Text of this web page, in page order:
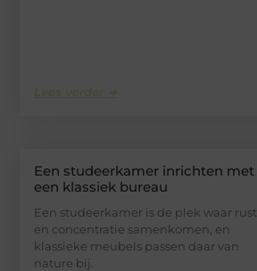
Lees verder ➜
Een studeerkamer inrichten met
een klassiek bureau
Een studeerkamer is de plek waar rust
en concentratie samenkomen, en
klassieke meubels passen daar van
nature bij.